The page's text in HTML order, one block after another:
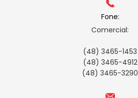
Fone:
Comercial:
(48) 3465-1453
(48) 3465-4912
(48) 3465-3290